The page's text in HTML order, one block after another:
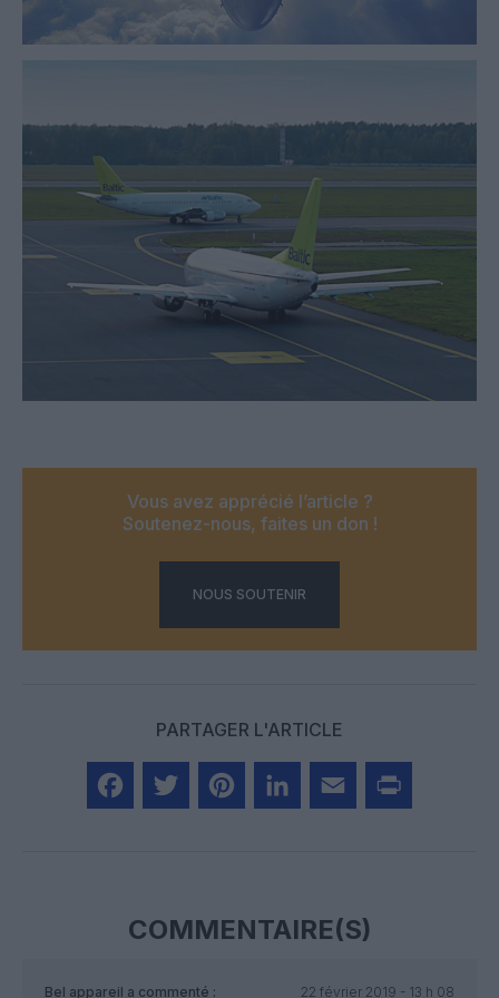
Vous avez apprécié l’article ?
Soutenez-nous, faites un don !
NOUS SOUTENIR
PARTAGER L'ARTICLE
COMMENTAIRE(S)
Bel appareil a commenté :
22 février 2019 - 13 h 08